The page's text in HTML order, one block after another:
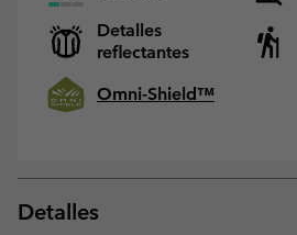
Detalles
reflectantes
Omni-Shield™
Detalles